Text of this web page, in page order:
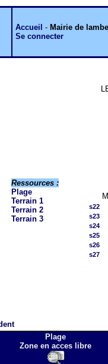
Accueil - Mairie de
Se connecter
Ressources :
Plage
Terrain 1
Terrain 2
Terrain 3
s22
s23
s24
s25
s26
s27
Plage
Zone en acces libre